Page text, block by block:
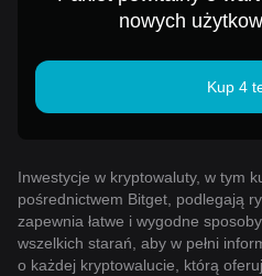
nowych
Kup 4
Inwestycje w kryptowaluty, w tym
pośrednictwem Bitget, podlegają
zapewnia łatwe i wygodne
wszelkich starań, aby w pełni
o każdej kryptowalucie, którą